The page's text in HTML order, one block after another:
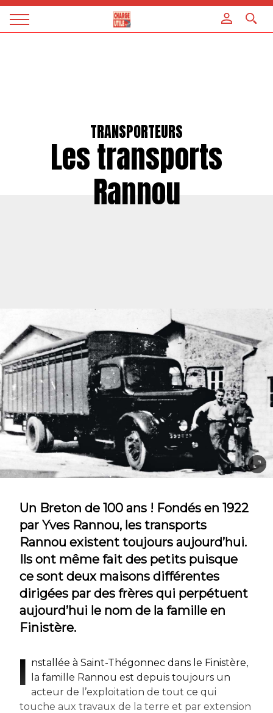
Magazine
TRANSPORTEURS
Les transports
Rannou
Un Breton de 100 ans ! Fondés en 1922
par Yves Rannou, les transports
Rannou existent toujours aujourd’hui.
Ils ont même fait des petits puisque
ce sont deux maisons différentes
dirigées par des frères qui perpétuent
aujourd’hui le nom de la famille en
Finistère.
I nstallée à Saint-Thégonnec dans le Finistère,
la famille Rannou est depuis toujours un
acteur de l’exploitation de tout ce qui
touche aux travaux de la terre et par extension
Panneau de gestion des cookies